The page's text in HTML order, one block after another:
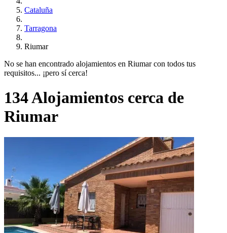
Cataluña
Tarragona
Riumar
No se han encontrado alojamientos en Riumar con todos tus
requisitos... ¡pero sí cerca!
134 Alojamientos cerca de
Riumar